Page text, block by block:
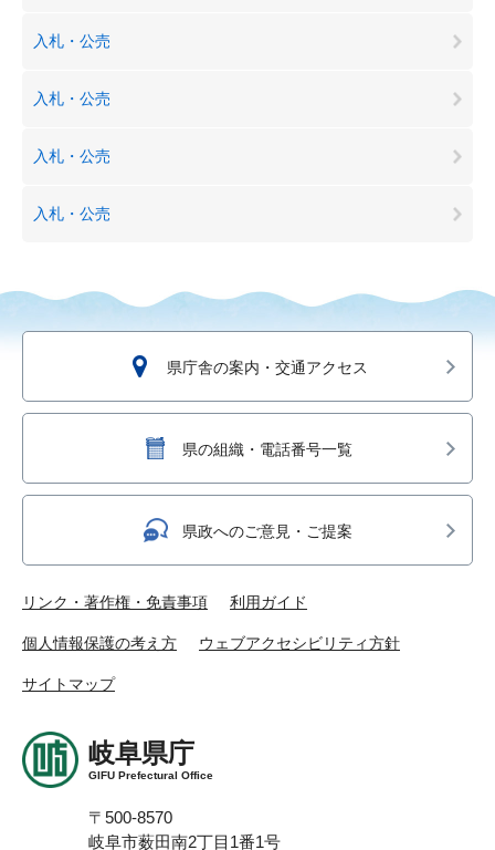
入札・公売
入札・公売
入札・公売
入札・公売
県庁舎の案内・交通アクセス
県の組織・電話番号一覧
県政へのご意見・ご提案
リンク・著作権・免責事項 利用ガイド
個人情報保護の考え方 ウェブアクセシビリティ方針
サイトマップ
岐阜県庁
GIFU Prefectural Office
〒500-8570
岐阜市薮田南2丁目1番1号